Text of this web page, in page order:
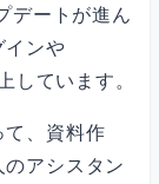
デートが進ん
インや
ています。
、資料作
アシスタン